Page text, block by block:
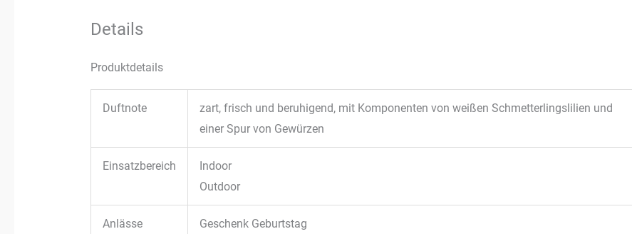
Details
Produktdetails
Duftnote
zart, frisch und beruhigend, mit Komponenten von weißen Schmetterlingslilien und
einer Spur von Gewürzen
Einsatzbereich
Indoor
Outdoor
Anlässe Geschenk Geburtstag